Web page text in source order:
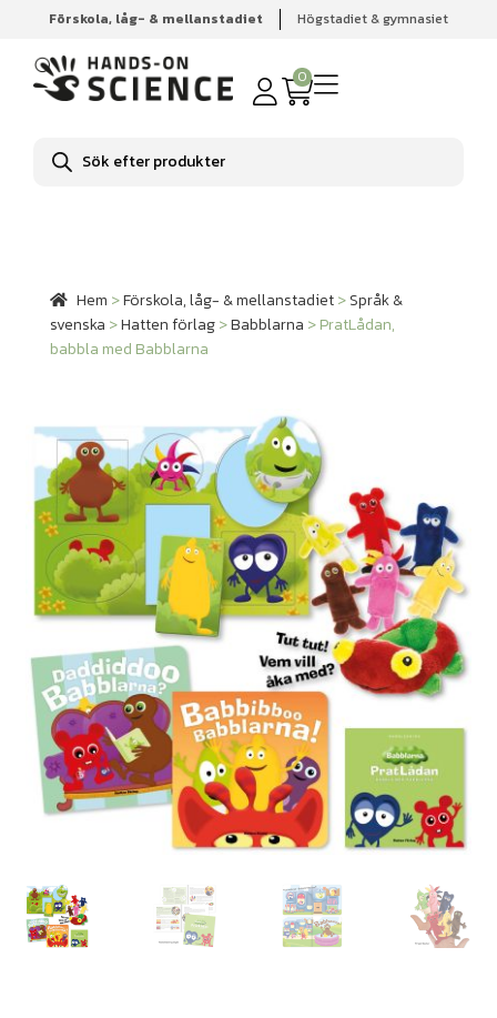
Förskola, låg- & mellanstadiet Högstadiet & gymnasiet
0
Produktsökning
Hem Förskola, låg- & mellanstadiet
Språk & svenska
Hatten förlag
Babblarna
Hem >Förskola, låg- & mellanstadiet>Språk &
svenska >Hatten förlag>Babblarna >PratLådan,
babbla med Babblarna